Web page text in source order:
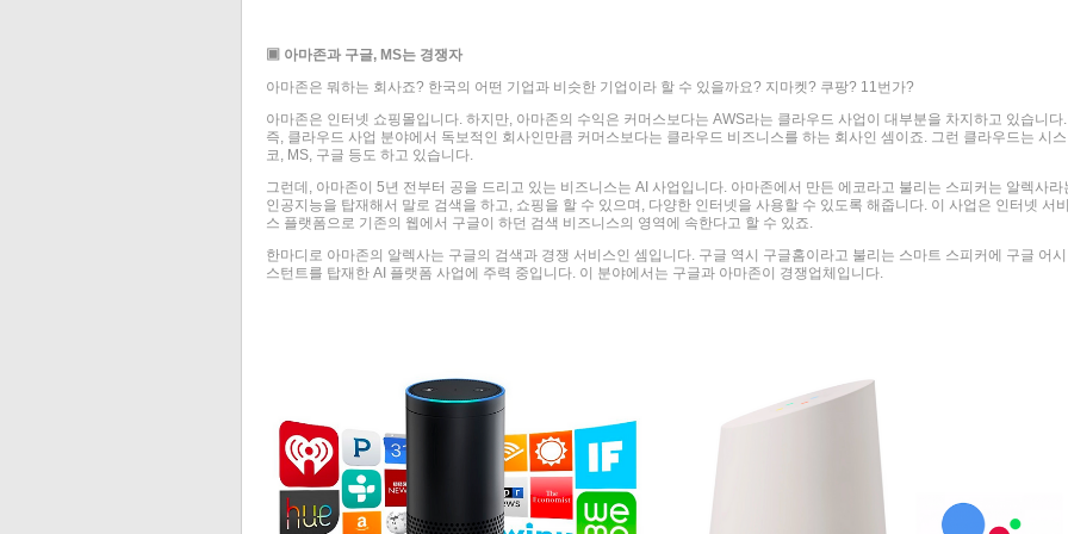
▣ 아마존과 구글, MS는 경쟁자
아마존은 뭐하는 회사죠? 한국의 어떤 기업과 비슷한 기업이라 할 수 있을까요? 지마켓? 쿠팡? 11번가?
아마존은 인터넷 쇼핑몰입니다. 하지만, 아마존의 수익은 커머스보다는 AWS라는 클라우드 사업이 대부분을 차지하고 있습니다.
즉, 클라우드 사업 분야에서 독보적인 회사인만큼 커머스보다는 클라우드 비즈니스를 하는 회사인 셈이죠. 그런 클라우드는 시스
코, MS, 구글 등도 하고 있습니다.
그런데, 아마존이 5년 전부터 공을 드리고 있는 비즈니스는 AI 사업입니다. 아마존에서 만든 에코라고 불리는 스피커는 알렉사라
인공지능을 탑재해서 말로 검색을 하고, 쇼핑을 할 수 있으며, 다양한 인터넷을 사용할 수 있도록 해줍니다. 이 사업은 인터넷 서
스 플랫폼으로 기존의 웹에서 구글이 하던 검색 비즈니스의 영역에 속한다고 할 수 있죠.
한마디로 아마존의 알렉사는 구글의 검색과 경쟁 서비스인 셈입니다. 구글 역시 구글홈이라고 불리는 스마트 스피커에 구글 어시
스턴트를 탑재한 AI 플랫폼 사업에 주력 중입니다. 이 분야에서는 구글과 아마존이 경쟁업체입니다.